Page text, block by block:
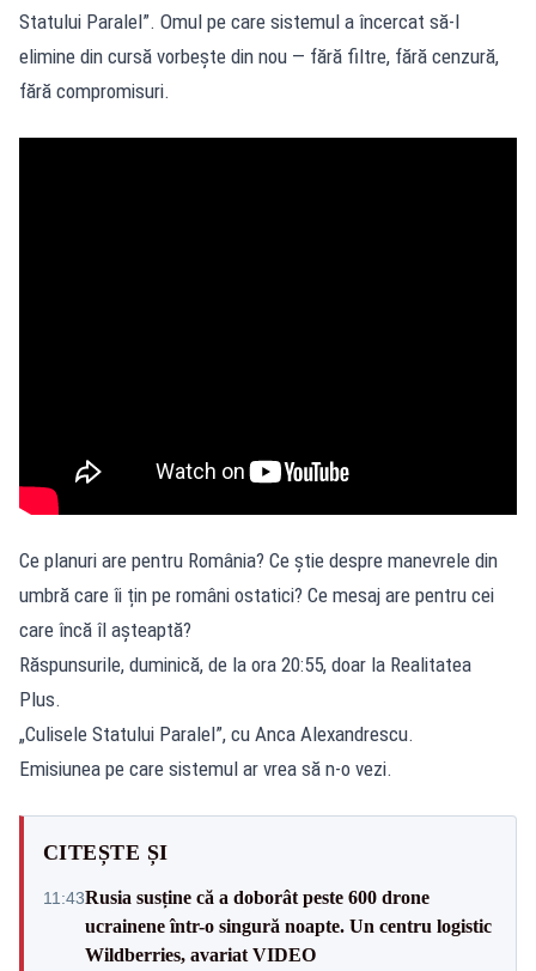
Statului Paralel”. Omul pe care sistemul a încercat să-l
elimine din cursă vorbește din nou — fără filtre, fără cenzură,
fără compromisuri.
Ce planuri are pentru România? Ce știe despre manevrele din
umbră care îi țin pe români ostatici? Ce mesaj are pentru cei
care încă îl așteaptă?
Răspunsurile, duminică, de la ora 20:55, doar la Realitatea
Plus.
„Culisele Statului Paralel”, cu Anca Alexandrescu.
Emisiunea pe care sistemul ar vrea să n-o vezi.
CITEȘTE ȘI
11:43Rusia susține că a doborât peste 600 drone
ucrainene într-o singură noapte. Un centru logistic
Wildberries, avariat VIDEO